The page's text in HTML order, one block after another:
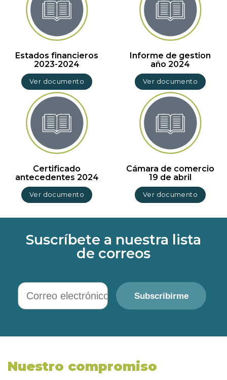
Estados financieros
2023-2024
Ver documento
Informe de gestion
año 2024
Ver documento
Certificado
antecedentes 2024
Ver documento
Cámara de comercio
19 de abril
Ver documento
Suscríbete a nuestra lista
de correos
Correo electrónico
Subscribirme
Nuestro compromiso